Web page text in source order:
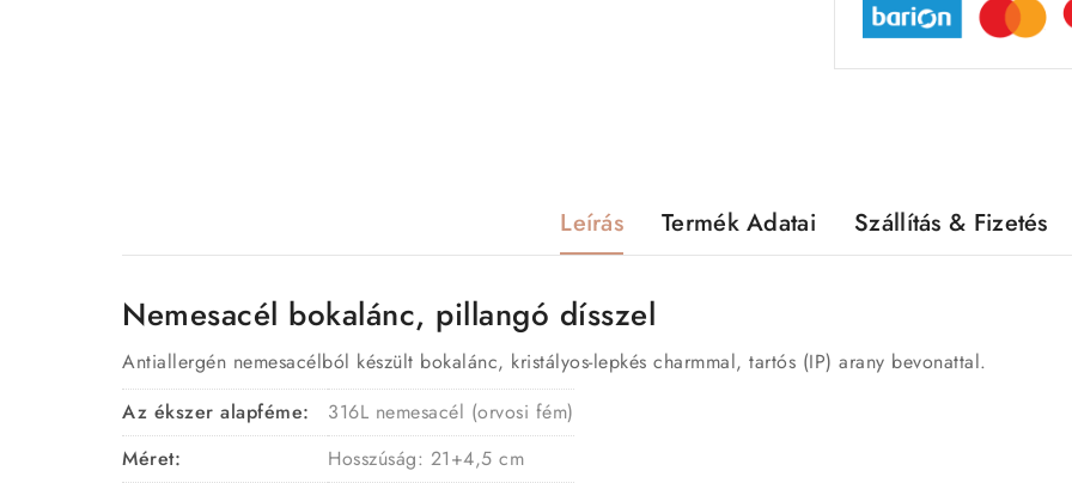
Leírás Termék Adatai Szállítás & Fizetés
Nemesacél bokalánc, pillangó dísszel
Antiallergén nemesacélból készült bokalánc, kristályos-lepkés charmmal, tartós (IP) arany bevonattal.
Az ékszer alapféme:
316L nemesacél (orvosi fém)
Méret:
Hosszúság: 21+4,5 cm